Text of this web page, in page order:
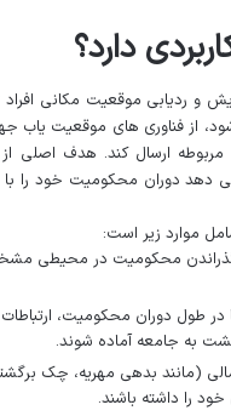
دارد؟
و ردیابی موقعیت مکانی
ارسال کند. هدف اصلی از
دهد دوران محکومیت خود
موارد زیر است:
گذراندن محکومیت در محیطی
طول دوران محکومیت،
به جامعه آماده شوند.
مالی (مانند بدهی مهریه، چک
را داشته باشند.